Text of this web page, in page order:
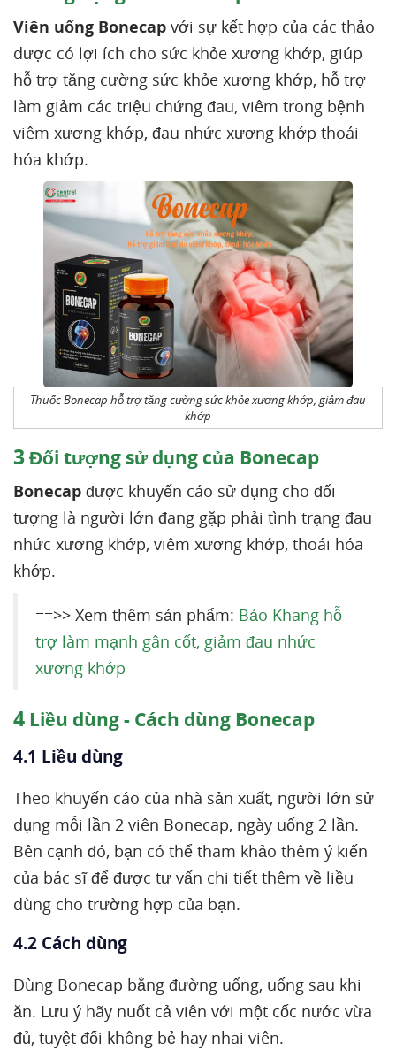
Viên uống Bonecap với sự kết hợp của các thảo
dược có lợi ích cho sức khỏe xương khớp, giúp
hỗ trợ tăng cường sức khỏe xương khớp, hỗ trợ
làm giảm các triệu chứng đau, viêm trong bệnh
viêm xương khớp, đau nhức xương khớp thoái
hóa khớp.
Thuốc Bonecap hỗ trợ tăng cường sức khỏe xương khớp, giảm đau
khớp
3Đối tượng sử dụng của Bonecap
Bonecap được khuyến cáo sử dụng cho đối
tượng là người lớn đang gặp phải tình trạng đau
nhức xương khớp, viêm xương khớp, thoái hóa
khớp.
==>> Xem thêm sản phẩm: Bảo Khang hỗ
trợ làm mạnh gân cốt, giảm đau nhức
xương khớp
4 Liều dùng - Cách dùng Bonecap
4.1 Liều dùng
Theo khuyến cáo của nhà sản xuất, người lớn sử
dụng mỗi lần 2 viên Bonecap, ngày uống 2 lần.
Bên cạnh đó, bạn có thể tham khảo thêm ý kiến
của bác sĩ để được tư vấn chi tiết thêm về liều
dùng cho trường hợp của bạn.
4.2 Cách dùng
Dùng Bonecap bằng đường uống, uống sau khi
ăn. Lưu ý hãy nuốt cả viên với một cốc nước vừa
đủ, tuyệt đối không bẻ hay nhai viên.